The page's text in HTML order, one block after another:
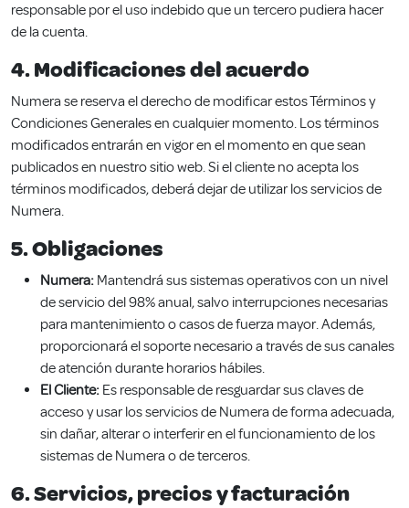
responsable por el uso indebido que un tercero pudiera hacer
de la cuenta.
4. Modificaciones del acuerdo
Numera se reserva el derecho de modificar estos Términos y
Condiciones Generales en cualquier momento. Los términos
modificados entrarán en vigor en el momento en que sean
publicados en nuestro sitio web. Si el cliente no acepta los
términos modificados, deberá dejar de utilizar los servicios de
Numera.
5. Obligaciones
Numera: Mantendrá sus sistemas operativos con un nivel
de servicio del 98% anual, salvo interrupciones necesarias
para mantenimiento o casos de fuerza mayor. Además,
proporcionará el soporte necesario a través de sus canales
de atención durante horarios hábiles.
El Cliente: Es responsable de resguardar sus claves de
acceso y usar los servicios de Numera de forma adecuada,
sin dañar, alterar o interferir en el funcionamiento de los
sistemas de Numera o de terceros.
6. Servicios, precios y facturación